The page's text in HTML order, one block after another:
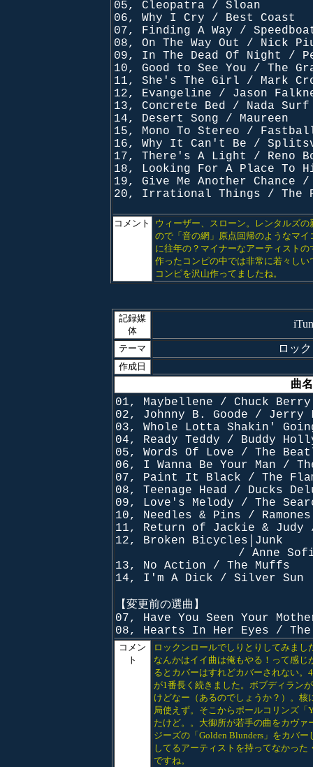
05, Cleopatra / Sloan
06, Why I Cry / Best Coast
07, Finding A Way /
08, On The Way Out / Nick
09, In The Dead Of Night /
10, Good to See You / The
11, She's The Girl / Mark
12, Evangeline / Jason
13, Concrete Bed / Nada Surf
14, Desert Song / Maureen
15, Mono To Stereo /
16, Why It Can't Be /
17, There's A Light / Reno
18, Looking For A Place To
19, Give Me Another Chance
20, Irrational Things / The
コメント
ウィーザー、スローン。レンタルズ
ので「音の網」原点回帰のようなマ
に往年の？マイナーなアーティスト
作ったコンピの中では非常に若々し
コンピを沢山作ってましたね。
記録媒
体
テーマ ロッ
作成日
曲
01, Maybellene / Chuck Berry
02, Johnny B. Goode / Jerry
03, Whole Lotta Shakin'
04, Ready Teddy / Buddy
05, Words Of Love / The
06, I Wanna Be Your Man /
07, Paint It Black / The
08, Teenage Head / Ducks
09, Love's Melody / The
10, Needles & Pins / Ramones
11, Return of Jackie & Judy
12, Broken Bicycles│Junk
/ Anne Sofie von
13, No Action / The Muffs
14, I'm A Dick / Silver Sun
【変更前の選曲】
07, Have You Seen Your
08, Hearts In Her Eyes / The
コメン
ト
ロックンロールでしりとりしてみま
なんかはイイ曲は俺もやる！って感
るとカバーはすれどカバーされない
が1番長く続きました。ボブディラン
けどなー（あるのでしょうか？）。
局使えず。そこからポールコリンズ「
たけど。。大御所が若手の曲をカヴ
ジーズの「Golden Blunders」をカバ
してるアーティストを持ってなかっ
ですね。